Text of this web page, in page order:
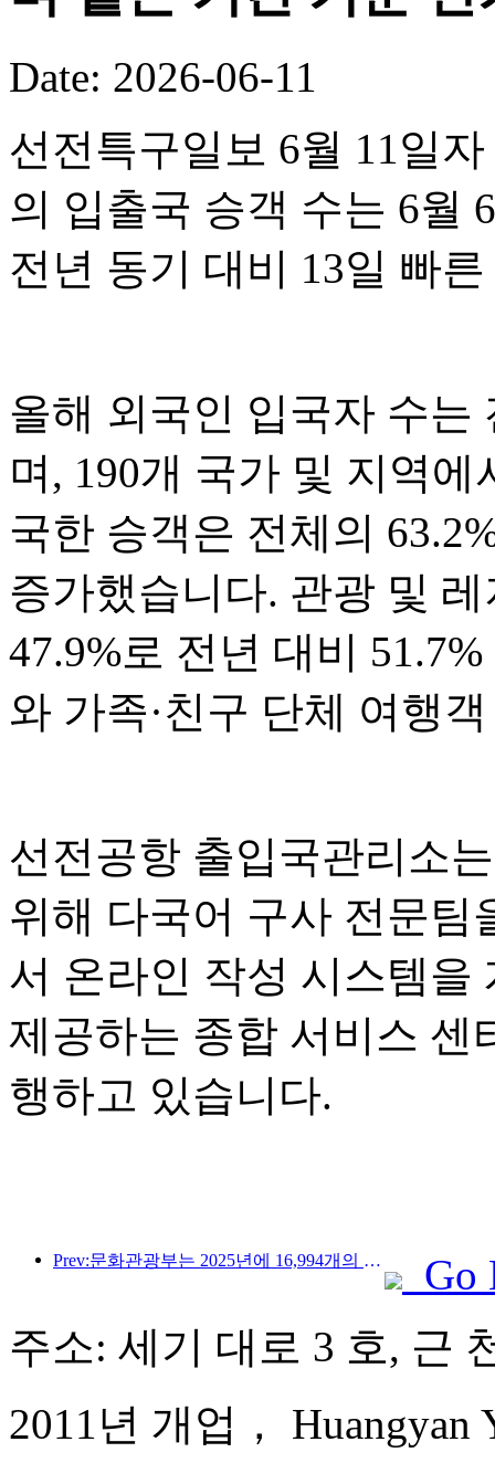
Date: 2026-06-11
선전특구일보 6월 11일
의 입출국 승객 수는 6월
전년 동기 대비 13일 빠
올해 외국인 입국자 수는
며, 190개 국가 및 지역
국한 승객은 전체의
증가했습니다. 관광 및
47.9%로 전년 대비
와 가족·친구 단체 여행
선전공항 출입국관리소
위해 다국어 구사 전문팀
서 온라인 작성 시스템을
제공하는 종합 서비스 센
행하고 있습니다.
Prev:문화관광부는 2025년에 16,994개의 A급 관광지에 75억 1천만 명의 관광객이 방문하여 5,544억 9천만 위안의 관광 수입을 올릴 것으로 예상한다고 발표했습니다.
Go
주소: 세기 대로 3 호, 근
2011년 개업， Huangyan